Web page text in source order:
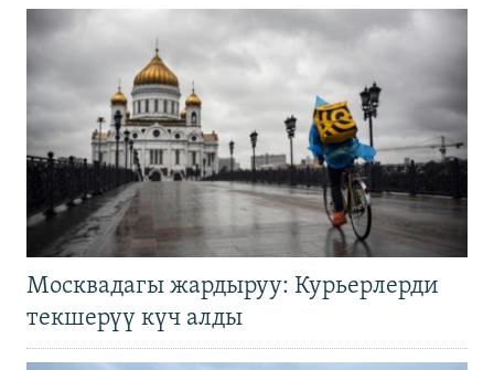
Москвадагы жардыруу: Курьерлерди
текшерүү күч алды